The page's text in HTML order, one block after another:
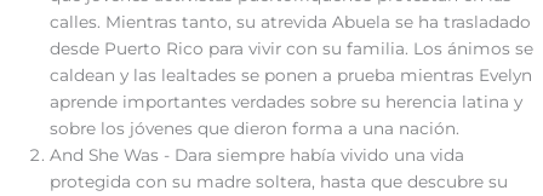
calles. Mientras tanto, su atrevida Abuela se ha trasladado
desde Puerto Rico para vivir con su familia. Los ánimos se
caldean y las lealtades se ponen a prueba mientras Evelyn
aprende importantes verdades sobre su herencia latina y
sobre los jóvenes que dieron forma a una nación.
And She Was - Dara siempre había vivido una vida
protegida con su madre soltera, hasta que descubre su